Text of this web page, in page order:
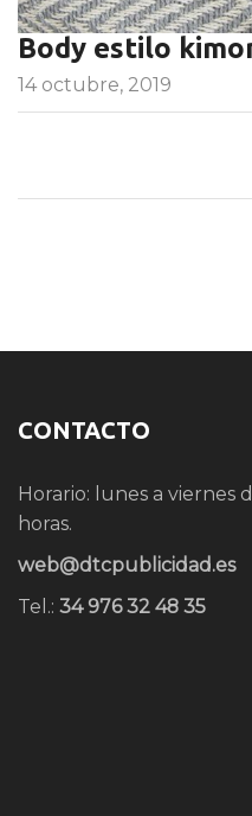
Body estilo
14 octubre, 2019
CONTACTO
Horario: lunes a viernes
horas.
web@dtcpublicidad.es
Tel.: 34 976 32 48 35